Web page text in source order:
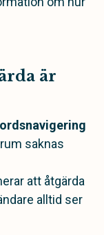
är
saknas
att åtgärda
alltid ser